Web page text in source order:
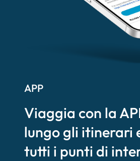
APP
Viaggia con la
lungo gli itinerari
tutti i punti di